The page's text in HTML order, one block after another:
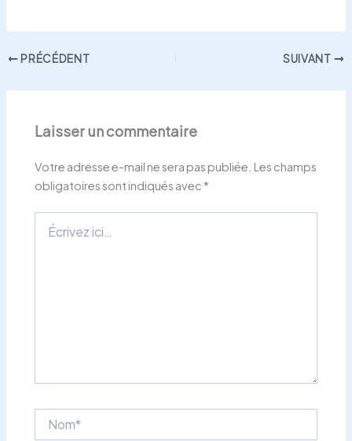
PRÉCÉDENT SUIVANT
Laisser un commentaire
Votre adresse e-mail ne sera pas publiée. Les champs
obligatoires sont indiqués avec *
ici…